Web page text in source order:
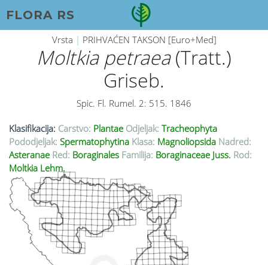
FLORA RS
Vrsta | PRIHVAĆEN TAKSON [Euro+Med]
Moltkia petraea(Tratt.)
Griseb.
Spic. Fl. Rumel. 2: 515. 1846
Klasifikacija: Carstvo: Plantae Odjeljak: Tracheophyta
Pododjeljak: Spermatophytina Klasa: Magnoliopsida Nadred:
Asteranae Red: Boraginales Familija: Boraginaceae Juss. Rod:
Moltkia Lehm.